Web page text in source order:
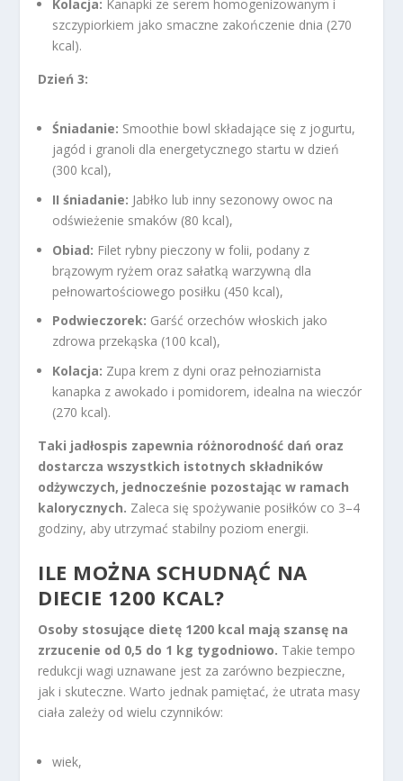
Kolacja: Kanapki ze serem homogenizowanym i
szczypiorkiem jako smaczne zakończenie dnia (270
kcal).
Dzień 3:
Śniadanie: Smoothie bowl składające się z jogurtu,
jagód i granoli dla energetycznego startu w dzień
(300 kcal),
II śniadanie: Jabłko lub inny sezonowy owoc na
odświeżenie smaków (80 kcal),
Obiad: Filet rybny pieczony w folii, podany z
brązowym ryżem oraz sałatką warzywną dla
pełnowartościowego posiłku (450 kcal),
Podwieczorek: Garść orzechów włoskich jako
zdrowa przekąska (100 kcal),
Kolacja: Zupa krem z dyni oraz pełnoziarnista
kanapka z awokado i pomidorem, idealna na wieczór
(270 kcal).
Taki jadłospis zapewnia różnorodność dań oraz
dostarcza wszystkich istotnych składników
odżywczych, jednocześnie pozostając w ramach
kalorycznych. Zaleca się spożywanie posiłków co 3–4
godziny, aby utrzymać stabilny poziom energii.
ILE MOŻNA SCHUDNĄĆ NA
DIECIE 1200 KCAL?
Osoby stosujące dietę 1200 kcal mają szansę na
zrzucenie od 0,5 do 1 kg tygodniowo. Takie tempo
redukcji wagi uznawane jest za zarówno bezpieczne,
jak i skuteczne. Warto jednak pamiętać, że utrata masy
ciała zależy od wielu czynników:
wiek,